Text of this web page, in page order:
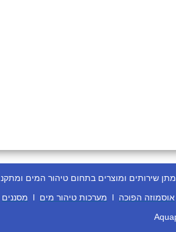
ומוצרים בתחום טיהור המים ומתקני
אוסמוזה הפוכה מערכות טיהור מים מסננים